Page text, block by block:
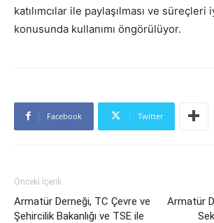
katılımcılar ile paylaşılması ve süreçleri
konusunda kullanımı öngörülüyor.
Facebook Twitter
Önceki İçerik
Armatür Derneği, TC Çevre ve
Şehircilik Bakanlığı ve TSE ile
Armatür